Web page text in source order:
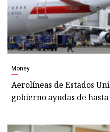
Money
Aerolíneas de Estados
gobierno ayudas de